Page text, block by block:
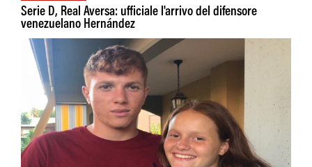
Serie D, Real Aversa: ufficiale l'arrivo del difensore
venezuelano Hernández